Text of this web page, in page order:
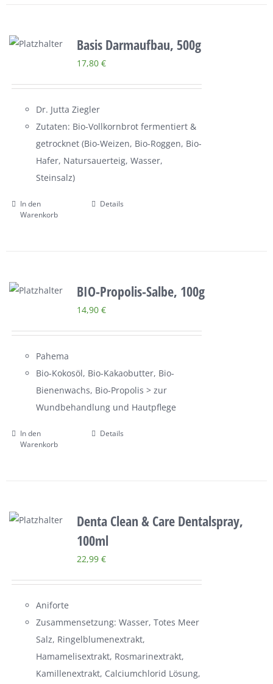
Basis Darmaufbau, 500g
17,80 €
Dr. Jutta Ziegler
Zutaten: Bio-Vollkornbrot fermentiert &
getrocknet (Bio-Weizen, Bio-Roggen, Bio-
Hafer, Natursauerteig, Wasser,
Steinsalz)
In den
Warenkorb
Details
BIO-Propolis-Salbe, 100g
14,90 €
Pahema
Bio-Kokosöl, Bio-Kakaobutter, Bio-
Bienenwachs, Bio-Propolis > zur
Wundbehandlung und Hautpflege
In den
Warenkorb
Details
Denta Clean & Care Dentalspray,
100ml
22,99 €
Aniforte
Zusammensetzung: Wasser, Totes Meer
Salz, Ringelblumenextrakt,
Hamamelisextrakt, Rosmarinextrakt,
Kamillenextrakt, Calciumchlorid Lösung,